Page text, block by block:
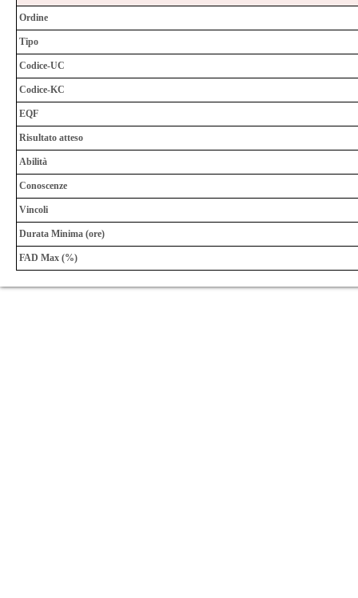
Ordine
Tipo
Codice-UC
Codice-KC
EQF
Risultato atteso
Abilità
Conoscenze
Vincoli
Durata Minima (ore)
FAD Max (%)